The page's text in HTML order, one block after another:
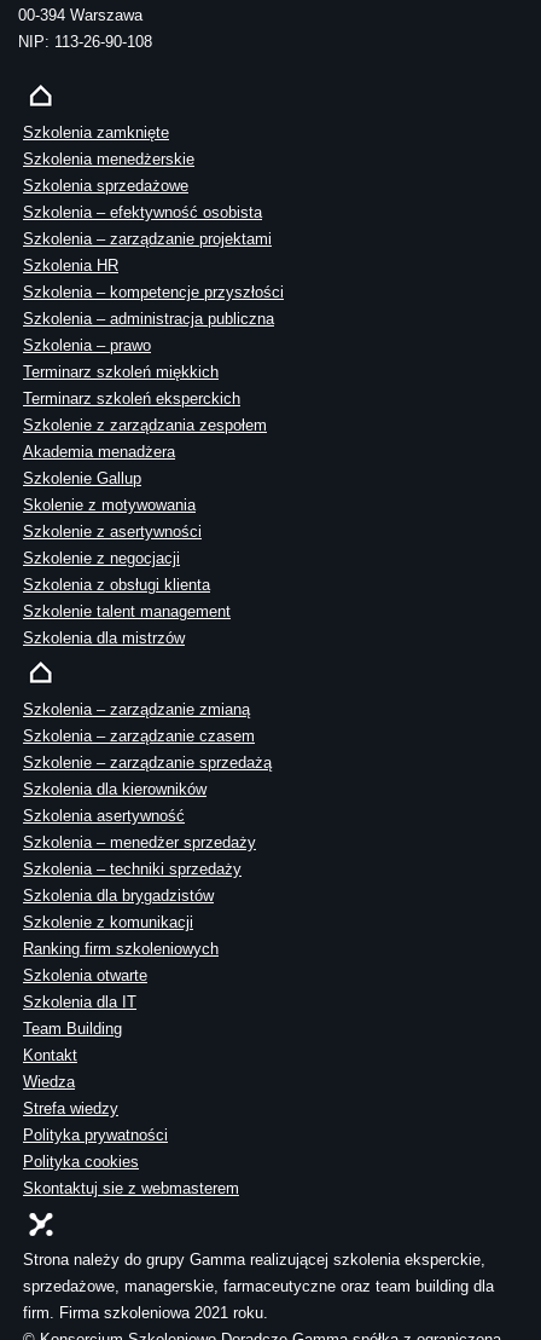
00-394 Warszawa
NIP: 113-26-90-108
Szkolenia zamknięte
Szkolenia menedżerskie
Szkolenia sprzedażowe
Szkolenia – efektywność osobista
Szkolenia – zarządzanie projektami
Szkolenia HR
Szkolenia – kompetencje przyszłości
Szkolenia – administracja publiczna
Szkolenia – prawo
Terminarz szkoleń miękkich
Terminarz szkoleń eksperckich
Szkolenie z zarządzania zespołem
Akademia menadżera
Szkolenie Gallup
Skolenie z motywowania
Szkolenie z asertywności
Szkolenie z negocjacji
Szkolenia z obsługi klienta
Szkolenie talent management
Szkolenia dla mistrzów
Szkolenia – zarządzanie zmianą
Szkolenia – zarządzanie czasem
Szkolenie – zarządzanie sprzedażą
Szkolenia dla kierowników
Szkolenia asertywność
Szkolenia – menedżer sprzedaży
Szkolenia – techniki sprzedaży
Szkolenia dla brygadzistów
Szkolenie z komunikacji
Ranking firm szkoleniowych
Szkolenia otwarte
Szkolenia dla IT
Team Building
Kontakt
Wiedza
Strefa wiedzy
Polityka prywatności
Polityka cookies
Skontaktuj sie z webmasterem
Strona należy do grupy Gamma realizującej szkolenia eksperckie,
sprzedażowe, managerskie, farmaceutyczne oraz team building dla
firm. Firma szkoleniowa 2021 roku.